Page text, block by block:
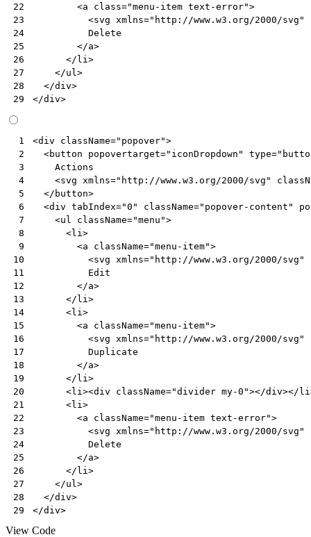
22
23
24
25
26
27
28
29
<a class="menu-item text-error">
<svg xmlns="http://www.w3.org/2000/svg"
          Delete
</a>
</ li >
</ul >
</div>
</div>
1
2
3
4
5
6
7
8
9
10
11
12
13
14
15
16
17
18
19
20
21
22
23
24
25
26
27
28
29
<div className="popover">
<button popovertarget="iconDropdown" type=
Actions
<svg xmlns="http://www.w3.org/2000/svg"
</ button>
<div tabIndex="0" className="popover-content"
<ul className="menu">
<li >
<a className="menu-item">
<svg xmlns="http://www.w3.org/2000/svg"
Edit
</a>
</ li >
<li >
<a className="menu-item">
<svg xmlns="http://www.w3.org/2000/svg"
Duplicate
</a>
</ li >
<li ><div className="divider my-0"></div></ li
<li >
<a className="menu-item text-error">
<svg xmlns="http://www.w3.org/2000/svg"
Delete
</a>
</ li >
</ul >
</div>
</div>
View Code